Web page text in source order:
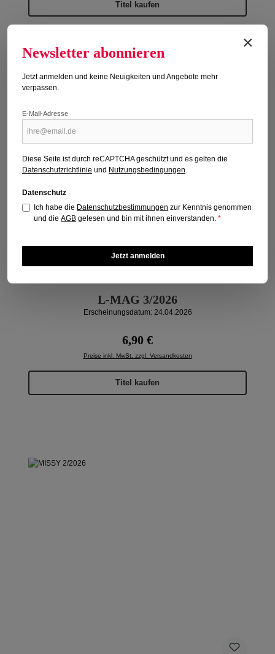
Titel kaufen
L-MAG 3/2026
Erscheinungsdatum: 24.04.2026
Regulärer Preis:
6,90 €
Preise inkl. MwSt. zzgl. Versandkosten
Titel kaufen
×
Newsletter abonnieren
Jetzt anmelden und keine Neuigkeiten und Angebote mehr
verpassen.
E-Mail-Adresse
Diese Seite ist durch reCAPTCHA geschützt und es gelten die
Datenschutzrichtlinie und Nutzungsbedingungen
Datenschutz
Ich habe die Datenschutzbestimmungen zur Kenntnis genommen
und dieAGB gelesen und bin mit ihnen einverstanden.*
Jetzt anmelden